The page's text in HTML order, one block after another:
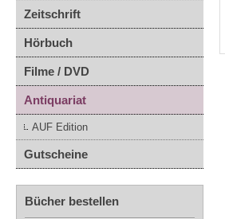
Zeitschrift
Hörbuch
Filme / DVD
Antiquariat
AUF Edition
Gutscheine
Bücher bestellen